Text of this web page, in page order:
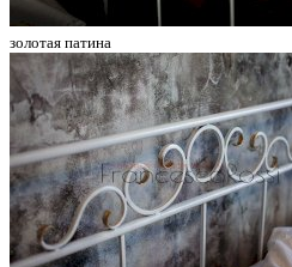
золотая патина